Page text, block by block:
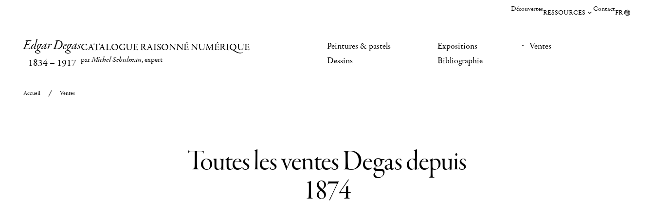
DécouvertesRESSOURCES ContactFR
Edgar Degas
1834– 1917
CATALOGUE RAISONNÉ NUMÉRIQUE
parMichel Schulman, expert
Peintures & pastels
Dessins
Expositions
Bibliographie
Ventes
Accueil Ventes
Toutes les ventes Degas depuis
1874